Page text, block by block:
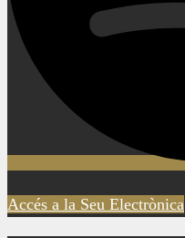
Accés a la Seu Electrònica